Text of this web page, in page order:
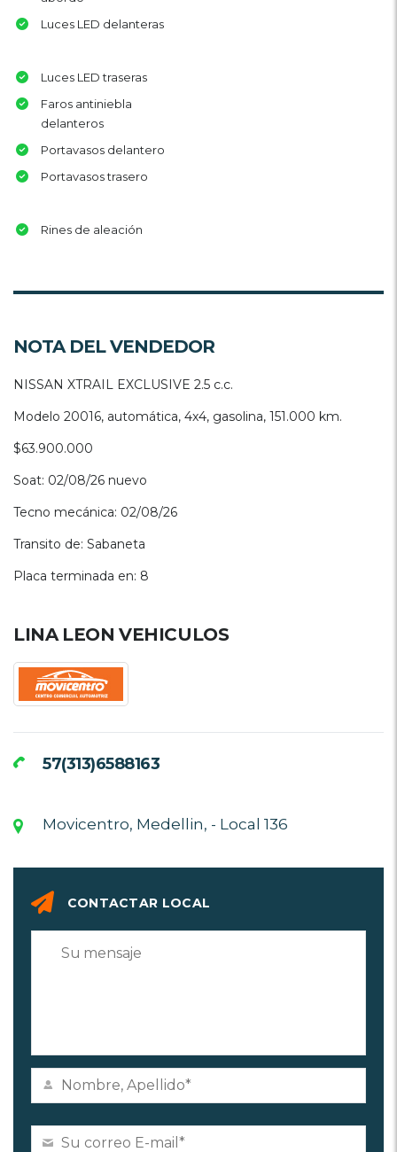
Luces LED delanteras
Luces LED traseras
Faros antiniebla
delanteros
Portavasos delantero
Portavasos trasero
Rines de aleación
NOTA DEL VENDEDOR
NISSAN XTRAIL EXCLUSIVE 2.5 c.c.
Modelo 20016, automática, 4x4, gasolina, 151.000 km.
$63.900.000
Soat: 02/08/26 nuevo
Tecno mecánica: 02/08/26
Transito de: Sabaneta
Placa terminada en: 8
LINA LEON VEHICULOS
57(313)6588163
Movicentro, Medellin, - Local 136
CONTACTAR LOCAL